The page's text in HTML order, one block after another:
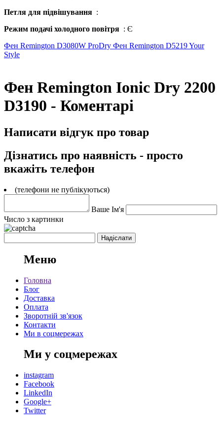
Петля для підвішування :
Режим подачі холодного повітря : Є
Фен Remington D3080W ProDry Фен Remington D5219 Your
Style
Фен Remington Ionic Dry 2200
D3190 - Коментарі
Написати відгук про товар
Дізнатись про наявність - просто
вкажіть телефон
(телефони не публікуються)
Ваше Ім'я
Число з картинки
Меню
Головна
Блог
Доставка
Оплата
Зворотній зв'язок
Контакти
Ми в соцмережах
Ми у соцмережах
instagram
Facebook
LinkedIn
Google+
Twitter